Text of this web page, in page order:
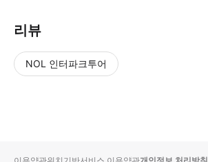
리뷰
NOL 인터파크투어